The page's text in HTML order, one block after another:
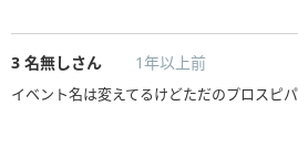
3 名無しさん 1年以上前
イベント名は変えてるけどただのプロスピ